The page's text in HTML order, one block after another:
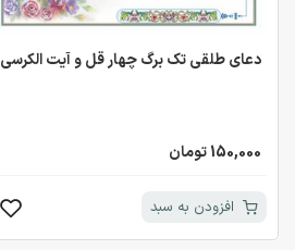
دعای طلقی تک برگ چهار قل و آیت الکرسی
150,000 تومان
افزودن به سبد